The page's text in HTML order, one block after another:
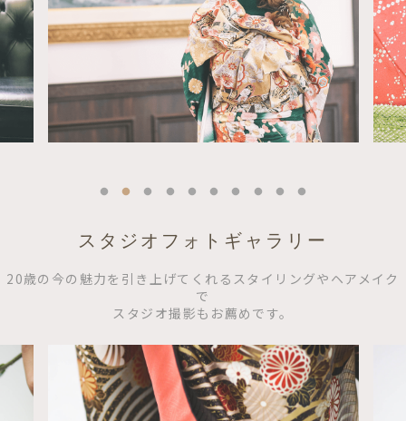
スタジオフォトギャラリー
20歳の今の魅力を引き上げてくれるスタイリングやヘアメイク
で
スタジオ撮影もお薦めです。